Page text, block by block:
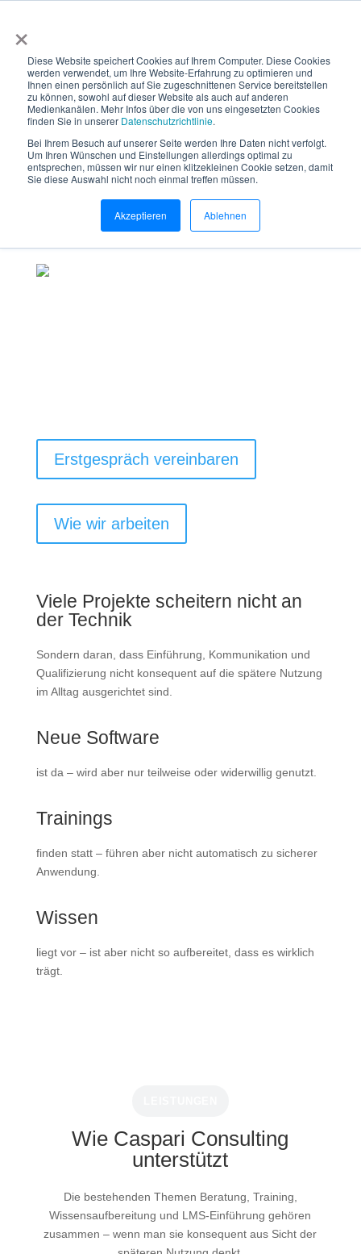
×
Diese Website speichert Cookies auf Ihrem Computer. Diese Cookies
werden verwendet, um Ihre Website-Erfahrung zu optimieren und
Ihnen einen persönlich auf Sie zugeschnittenen Service bereitstellen
zu können, sowohl auf dieser Website als auch auf anderen
Medienkanälen. Mehr Infos über die von uns eingesetzten Cookies
finden Sie in unserer Datenschutzrichtlinie.
Bei Ihrem Besuch auf unserer Seite werden Ihre Daten nicht verfolgt.
Um Ihren Wünschen und Einstellungen allerdings optimal zu
entsprechen, müssen wir nur einen klitzekleinen Cookie setzen, damit
Sie diese Auswahl nicht noch einmal treffen müssen.
Akzeptieren Ablehnen
Beratung buchen
Erstgespräch vereinbaren
Wie wir arbeiten
Viele Projekte scheitern nicht an
der Technik
Sondern daran, dass Einführung, Kommunikation und
Qualifizierung nicht konsequent auf die spätere Nutzung
im Alltag ausgerichtet sind.
Neue Software
ist da – wird aber nur teilweise oder widerwillig genutzt.
Trainings
finden statt – führen aber nicht automatisch zu sicherer
Anwendung.
Wissen
liegt vor – ist aber nicht so aufbereitet, dass es wirklich
trägt.
Wie Caspari Consulting
unterstützt
Die bestehenden Themen Beratung, Training,
Wissensaufbereitung und LMS-Einführung gehören
zusammen – wenn man sie konsequent aus Sicht der